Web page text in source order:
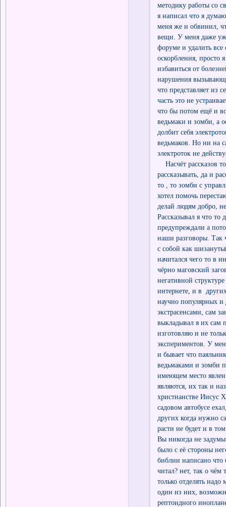
методику работы со
я написал что я
меня же и обвинил,
вещи. У меня даже
форуме и удалить
оскорбления, просто
избавиться от
нарушения
что представляет из
часть это не
что бы потом ещё и
ведьмаки и зомби, а
долбит себя
ведьмаков. Но ни на
электроток не
Насчёт рассказов
рассказывать, да и
то , то зомби с
хотел помочь
делай людям добро,
Рассказывал я что то
предупреждали а
наши разговоры. Так
с собой как
начитался чего то в
чёрно маговский
негативной
интернете, и в
научно популярных и
экстрасенсами, сам
выкладывал я их сам
изготовляю и не
экспериментов. У
и бывает что
ведьмаками и зомби
имеющем место
являются, их так и
христианстве Иисус
садовом автобусе
других когда нужно
расти не будет и в
Вы никогда не
было с её стороны
библии написано что
читал? нет, так о
только отделять
один из них,
рептоидного